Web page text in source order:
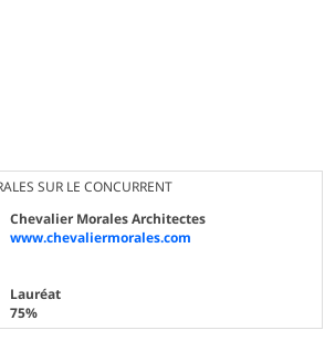
SUR LE CONCURRENT
Chevalier Morales Architectes
www.chevaliermorales.com
Lauréat
75%